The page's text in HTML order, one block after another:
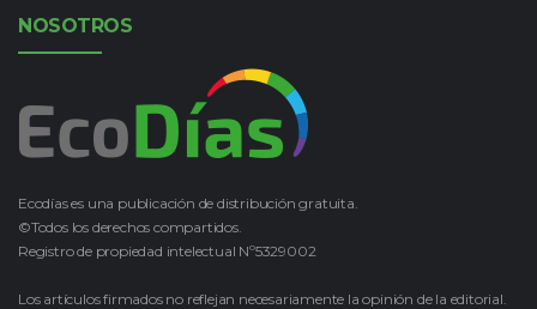
NOSOTROS
Ecodías es una publicación de distribución gratuita.
©Todos los derechos compartidos.
Registro de propiedad intelectual Nº5329002
Los artículos firmados no reflejan necesariamente la opinión de la editorial.